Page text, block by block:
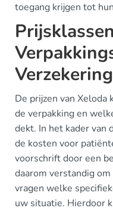
toegang krijgen tot
De prijzen van Xeloda
de verpakking en
dekt. In het kader van
de kosten voor
voorschrift door een
daarom verstandig
vragen welke
uw situatie. Hierdoor